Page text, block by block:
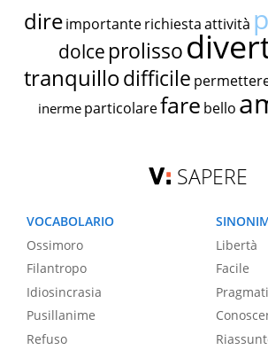
dire importante richiestaattività
dolce prolisso
tranquillodifficile
inerme particolarefare bello
SAPERE
VOCABOLARIO
Ossimoro
Filantropo
Idiosincrasia
Pusillanime
Refuso
Libertà
Facile